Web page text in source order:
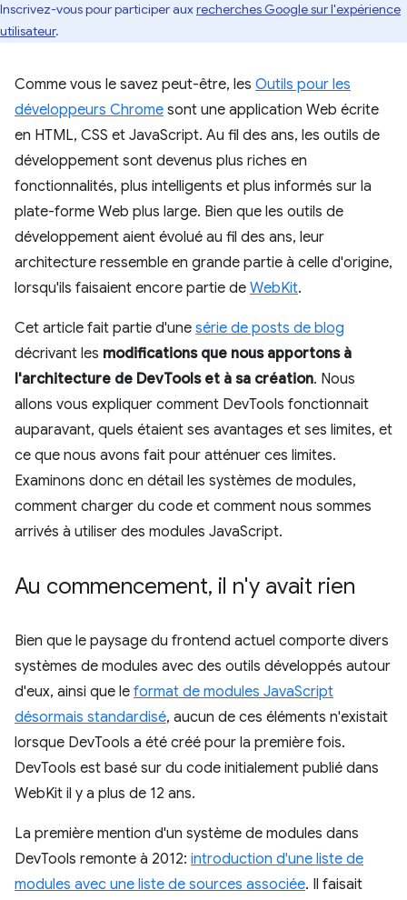
Inscrivez-vous pour participer auxrecherches Google sur l'expérience
utilisateur.
Comme vous le savez peut-être, les Outils pour les
développeurs Chrome sont une application Web écrite
en HTML, CSS et JavaScript. Au fil des ans, les outils de
développement sont devenus plus riches en
fonctionnalités, plus intelligents et plus informés sur la
plate-forme Web plus large. Bien que les outils de
développement aient évolué au fil des ans, leur
architecture ressemble en grande partie à celle d'origine,
lorsqu'ils faisaient encore partie de WebKit.
Cet article fait partie d'une série de posts de blog
décrivant les modifications que nous apportons à
l'architecture de DevTools et à sa création. Nous
allons vous expliquer comment DevTools fonctionnait
auparavant, quels étaient ses avantages et ses limites, et
ce que nous avons fait pour atténuer ces limites.
Examinons donc en détail les systèmes de modules,
comment charger du code et comment nous sommes
arrivés à utiliser des modules JavaScript.
Au commencement, il n'y avait rien
Bien que le paysage du frontend actuel comporte divers
systèmes de modules avec des outils développés autour
d'eux, ainsi que le format de modules JavaScript
désormais standardisé, aucun de ces éléments n'existait
lorsque DevTools a été créé pour la première fois.
DevTools est basé sur du code initialement publié dans
WebKit il y a plus de 12 ans.
La première mention d'un système de modules dans
DevTools remonte à 2012: introduction d'une liste de
modules avec une liste de sources associée. Il faisait